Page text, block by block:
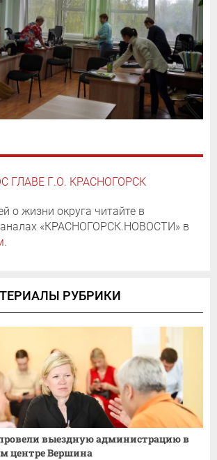
ГЛАВЕ Г.О. КРАСНОГОРСК
о жизни округа читайте в
«КРАСНОГОРСК.НОВОСТИ» в
.
РУБРИКИ
провели выездную администрацию в
центре Вершина